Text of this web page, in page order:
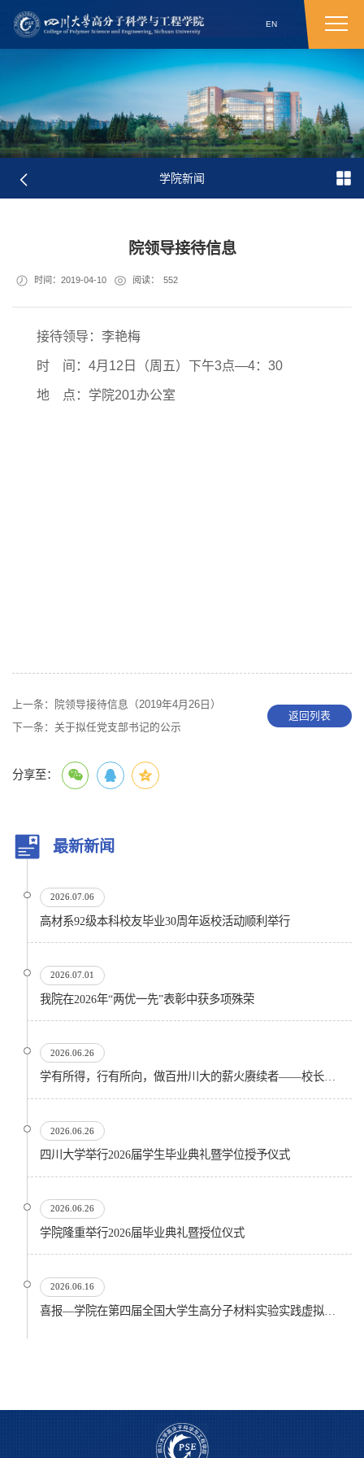
EN
学院新闻
院领导接待信息
时间：2019-04-10 阅读： 552
接待领导：李艳梅
时 间：4月 12 日（周五）下午3点—4：30
地 点：学院201办公室
上一条：
院领导接待信息（2019年4月26日）
下一条： 关于拟任党支部书记的公示
返回列表
分享至：
最新新闻
2026.07.06
高材系92级本科校友毕业30周年返校活动顺利举行
2026.07.01
我院在2026年“两优一先”表彰中获多项殊荣
2026.06.26
学有所得，行有所向，做百卅川大的薪火赓续者——校长汪劲松在四川大学2026届学生毕业典礼上的...
2026.06.26
四川大学举行2026届学生毕业典礼暨学位授予仪式
2026.06.26
​学院隆重举行2026届毕业典礼暨授位仪式
2026.06.16